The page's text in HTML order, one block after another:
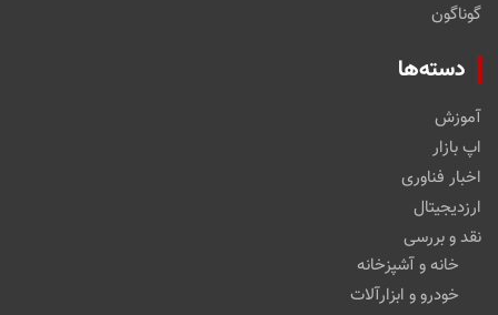
گوناگون
دسته‌ها
آموزش
اپ بازار
اخبار فناوری
ارزدیجیتال
نقد و بررسی
خانه و آشپزخانه
خودرو و ابزارآلات